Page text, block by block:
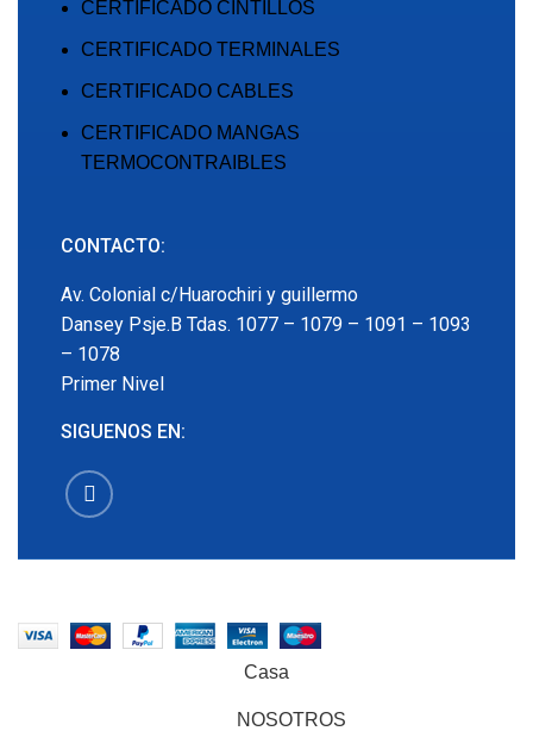
CERTIFICADO CINTILLOS
CERTIFICADO TERMINALES
CERTIFICADO CABLES
CERTIFICADO MANGAS
TERMOCONTRAIBLES
CONTACTO:
Av. Colonial c/Huarochiri y guillermo
Dansey Psje.B Tdas. 1077 – 1079 – 1091 – 1093
– 1078
Primer Nivel
SIGUENOS EN:
Casa
NOSOTROS